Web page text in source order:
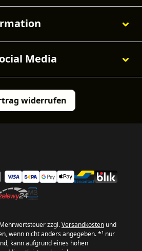
Media
widerrufen
zzgl.Versandkosten und
wenn nicht anders angegeben. *¹ nur
kann aufgrund eines hohen